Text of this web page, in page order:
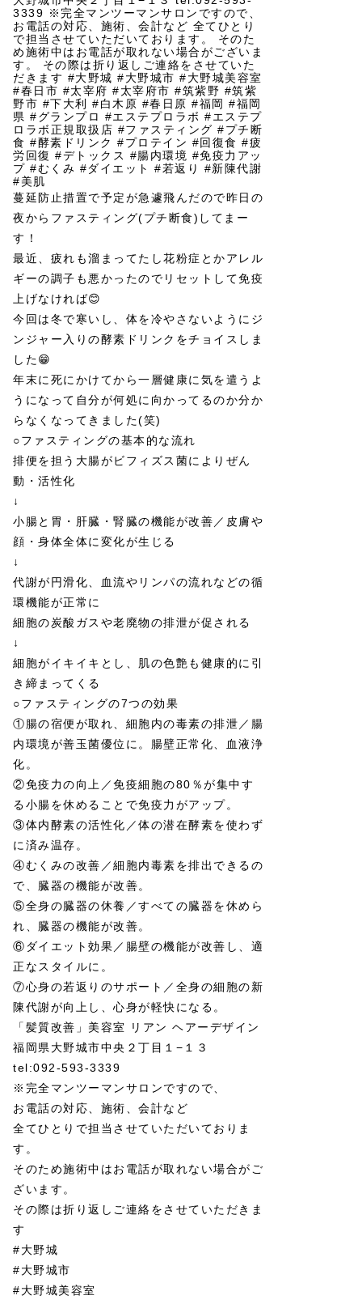
蔓延防止措置で予定が急遽飛んだので昨日の
夜からファスティング(プチ断食)してまー
す！
最近、疲れも溜まってたし花粉症とかアレル
ギーの調子も悪かったのでリセットして免疫
上げなければ😊
今回は冬で寒いし、体を冷やさないようにジ
ンジャー入りの酵素ドリンクをチョイスしま
した😁
年末に死にかけてから一層健康に気を遣うよ
うになって自分が何処に向かってるのか分か
らなくなってきました(笑)
○ファスティングの基本的な流れ
排便を担う大腸がビフィズス菌によりぜん
動・活性化
↓
小腸と胃・肝臓・腎臓の機能が改善／皮膚や
顔・身体全体に変化が生じる
↓
代謝が円滑化、血流やリンパの流れなどの循
環機能が正常に
細胞の炭酸ガスや老廃物の排泄が促される
↓
細胞がイキイキとし、肌の色艶も健康的に引
き締まってくる
○ファスティングの7つの効果
①腸の宿便が取れ、細胞内の毒素の排泄／腸
内環境が善玉菌優位に。腸壁正常化、血液浄
化。
②免疫力の向上／免疫細胞の80％が集中す
る小腸を休めることで免疫力がアップ。
③体内酵素の活性化／体の潜在酵素を使わず
に済み温存。
④むくみの改善／細胞内毒素を排出できるの
で、臓器の機能が改善。
⑤全身の臓器の休養／すべての臓器を休めら
れ、臓器の機能が改善。
⑥ダイエット効果／腸壁の機能が改善し、適
正なスタイルに。
⑦心身の若返りのサポート／全身の細胞の新
陳代謝が向上し、心身が軽快になる。
「髪質改善」美容室 リアン ヘアーデザイン
福岡県大野城市中央２丁目１−１３
tel:092-593-3339
※完全マンツーマンサロンですので、
お電話の対応、施術、会計など
全てひとりで担当させていただいておりま
す。
そのため施術中はお電話が取れない場合がご
ざいます。
その際は折り返しご連絡をさせていただきま
す
#大野城
#大野城市
#大野城美容室